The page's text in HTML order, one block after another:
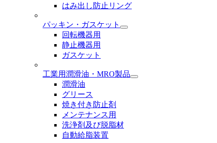
はみ出し防止リング
パッキン・ガスケット
回転機器用
静止機器用
ガスケット
工業用潤滑油・MRO製品
潤滑油
グリース
焼き付き防止剤
メンテナンス用
洗浄剤及び脱脂材
自動給脂装置